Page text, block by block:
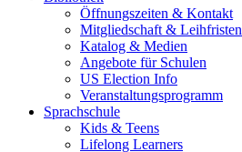
Öffnungszeiten & Kontakt
Mitgliedschaft & Leihfristen
Katalog & Medien
Angebote für Schulen
US Election Info
Veranstaltungsprogramm
Sprachschule
Kids & Teens
Lifelong Learners